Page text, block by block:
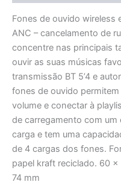
Fones de ouvido wireless
ANC – cancelamento de
concentre nas principais
ouvir as suas músicas
transmissão BT 5’4 e
fones de ouvido
volume e conectar à
de carregamento com
carga e tem uma
de 4 cargas dos fones.
papel kraft reciclado. 60
74 mm